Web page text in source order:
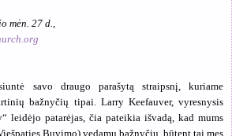
mėn. 27 d.,
savo draugo parašytą straipsnį, kuriame
bažnyčių tipai. Larry Keefauver, vyresnysis
leidėjo patarėjas, čia pateikia išvadą, kad mums
Buvimo) vedamų bažnyčių, būtent tai mes